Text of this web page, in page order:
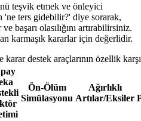
teşvik etmek ve önleyici
ters gidebilir?' diye sorarak,
başarı olasılığını artırabilirsiniz.
karmaşık kararlar için değerlidir.
destek araçlarının özellik
Ön-Ölüm
Simülasyonu
Ağırlıklı
Artılar/Eksiler